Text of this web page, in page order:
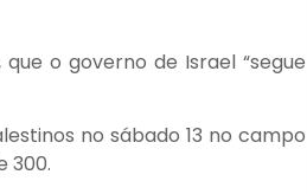
o governo de Israel “segue
no sábado 13 no campo
300.